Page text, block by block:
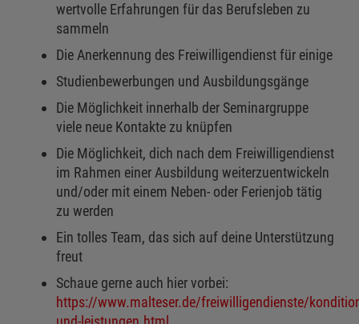
wertvolle Erfahrungen für das Berufsleben zu
sammeln
Die Anerkennung des Freiwilligendienst für einige
Studienbewerbungen und Ausbildungsgänge
Die Möglichkeit innerhalb der Seminargruppe
viele neue Kontakte zu knüpfen
Die Möglichkeit, dich nach dem Freiwilligendienst
im Rahmen einer Ausbildung weiterzuentwickeln
und/oder mit einem Neben- oder Ferienjob tätig
zu werden
Ein tolles Team, das sich auf deine Unterstützung
freut
Schaue gerne auch hier vorbei:
https://www.malteser.de/freiwilligendienste/